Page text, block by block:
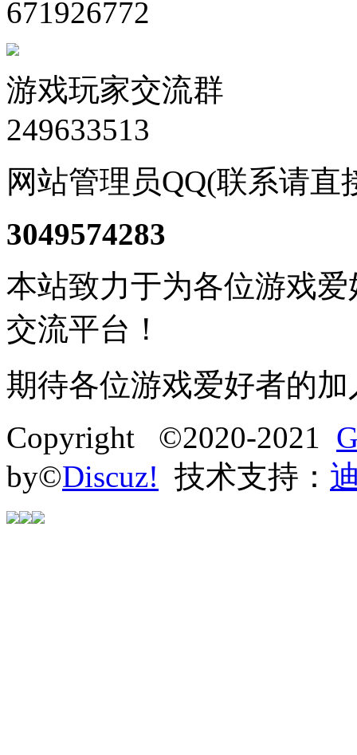
671926772
游戏玩家交流群
249633513
网站管理员QQ(联系请直
3049574283
本站致力于为各位游戏
交流平台！
期待各位游戏爱好者的加
Copyright ©2020-2021
by©Discuz! 技术支持：